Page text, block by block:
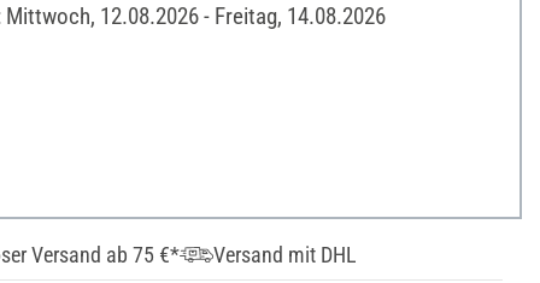
12.08.2026 - Freitag, 14.08.2026
Versand ab 75 €*
Versand mit DHL